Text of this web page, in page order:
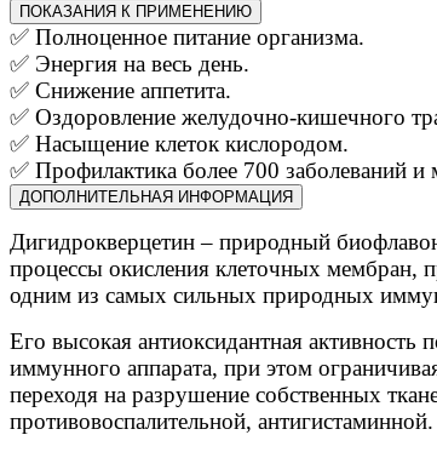
ПОКАЗАНИЯ К ПРИМЕНЕНИЮ
✅ Полноценное питание организма.
✅ Энергия на весь день.
✅ Снижение аппетита.
✅ Оздоровление желудочно-кишечного
✅ Насыщение клеток кислородом.
✅ Профилактика более 700 заболеваний и
ДОПОЛНИТЕЛЬНАЯ ИНФОРМАЦИЯ
Дигидрокверцетин – природный
процессы окисления клеточных мембран,
одним из самых сильных природных
Его высокая антиоксидантная
иммунного аппарата, при этом
переходя на разрушение собственных
противовоспалительной, антигистаминной.